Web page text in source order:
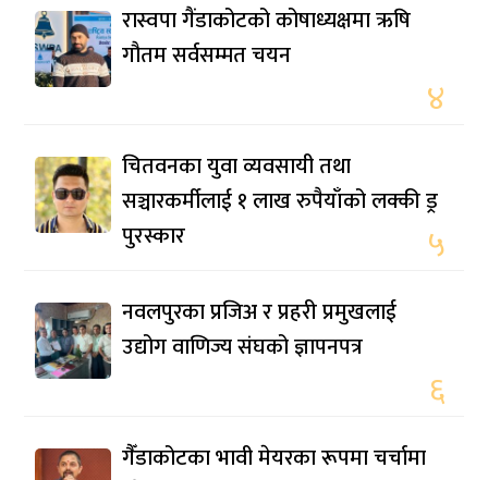
रास्वपा गैंडाकोटको कोषाध्यक्षमा ऋषि
गौतम सर्वसम्मत चयन
४
चितवनका युवा व्यवसायी तथा
सञ्चारकर्मीलाई १ लाख रुपैयाँको लक्की ड्र
पुरस्कार
५
नवलपुरका प्रजिअ र प्रहरी प्रमुखलाई
उद्योग वाणिज्य संघको ज्ञापनपत्र
६
गैँडाकोटका भावी मेयरका रूपमा चर्चामा